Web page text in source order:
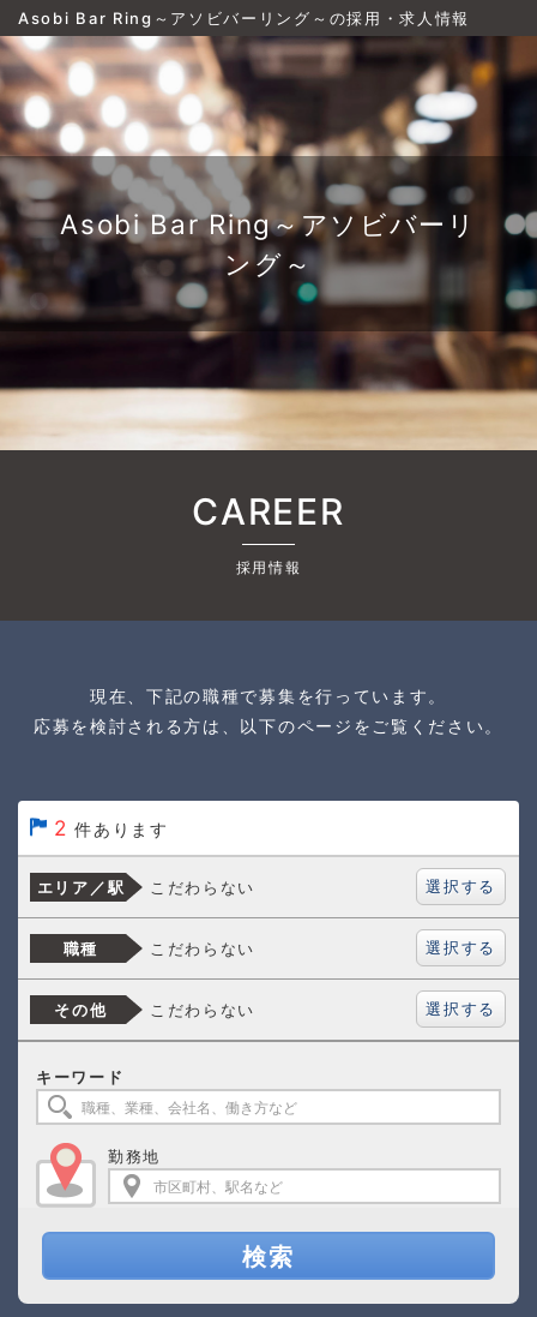
Asobi Bar Ring～アソビバーリング～の採用・求人情報
Asobi Bar Ring～アソビバーリ
ング～
CAREER
採用情報
現在、下記の職種で募集を行っています。
応募を検討される方は、以下のページをご覧ください。
2 件あります
エリア／駅 こだわらない 選択する
職種 こだわらない 選択する
その他 こだわらない 選択する
キーワード
勤務地
検索